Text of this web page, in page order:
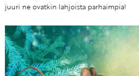
juuri ne ovatkin lahjoista parhaimpia!